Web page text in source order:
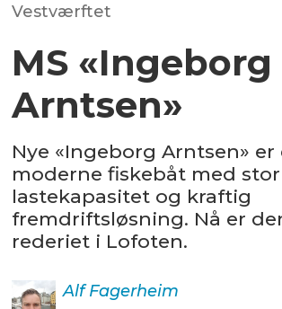
Vestværftet
MS «Ingeborg
Arntsen»
Nye «Ingeborg Arntsen» er
moderne fiskebåt med stor
lastekapasitet og kraftig
fremdriftsløsning. Nå er
rederiet i Lofoten.
Alf Fagerheim